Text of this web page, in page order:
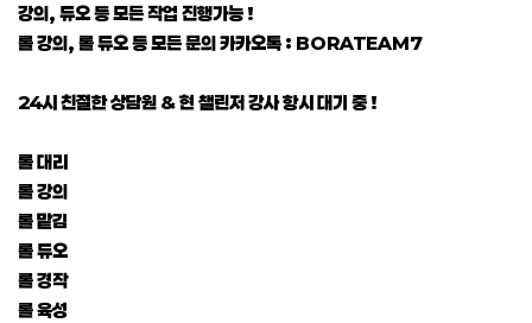
강의, 듀오 등 모든 작업 진행가능 !
롤 강의, 롤 듀오 등 모든 문의 카카오톡 : BORATEAM7
24시 친절한 상담원 & 현 챌린저 강사 항시 대기 중 !
롤 대리
롤 강의
롤 맡김
롤 듀오
롤 경작
롤 육성